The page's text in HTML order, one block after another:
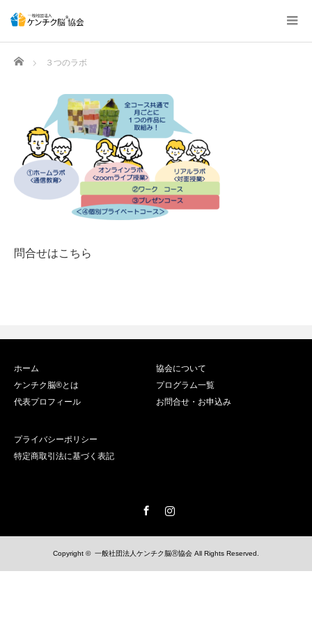
Home ３つのラボ
問合せはこちら
ホーム
協会について
ケンチク脳®️とは
プログラム一覧
代表プロフィール
お問合せ・お申込み
プライバシーポリシー
特定商取引法に基づく表記
Copyright © 一般社団法人ケンチク脳Ⓡ協会 All Rights Reserved.